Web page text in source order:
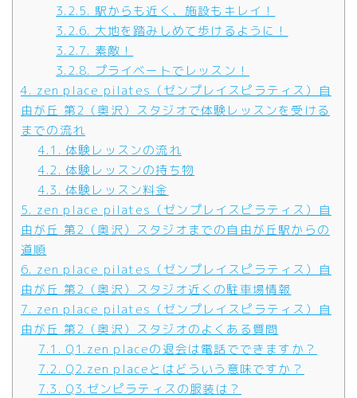
3.2.5. 駅からも近く、施設もキレイ！
3.2.6. 大地を踏みしめて歩けるように！
3.2.7. 素敵！
3.2.8. プライベートでレッスン！
4. zen place pilates（ゼンプレイスピラティス）自
由が丘 第2（奥沢）スタジオで体験レッスンを受ける
までの流れ
4.1. 体験レッスンの流れ
4.2. 体験レッスンの持ち物
4.3. 体験レッスン料金
5. zen place pilates（ゼンプレイスピラティス）自
由が丘 第2（奥沢）スタジオまでの自由が丘駅からの
道順
6. zen place pilates（ゼンプレイスピラティス）自
由が丘 第2（奥沢）スタジオ近くの駐車場情報
7. zen place pilates（ゼンプレイスピラティス）自
由が丘 第2（奥沢）スタジオのよくある質問
7.1. Q1.zen placeの退会は電話でできますか？
7.2. Q2.zen placeとはどういう意味ですか？
7.3. Q3.ゼンピラティスの服装は？